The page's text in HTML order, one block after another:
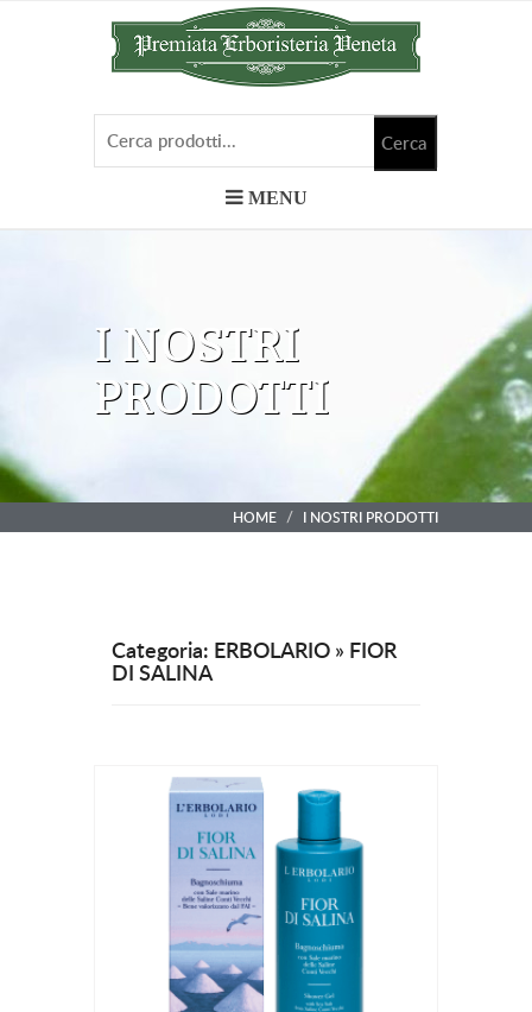
MENU
I NOSTRI
PRODOTTI
HOME I NOSTRI PRODOTTI
Categoria: ERBOLARIO » FIOR
DI SALINA